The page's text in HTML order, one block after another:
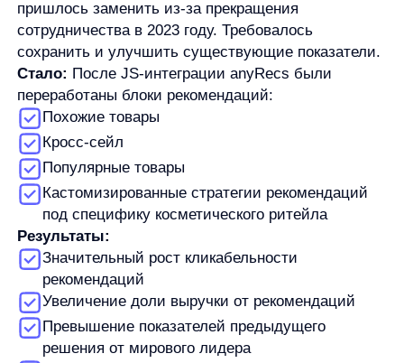
IT-ресурсов клиента.
Уникальные преим ущества AnyRecs:
1. Интеграция за один день
AnyRecs предоставляет готовый JS-код,
который можно внедрить буквально
за несколько минут. Вам не нужно писать
ни строчки кода — просто скопируйте
и вставьте предоставленный скрипт, и система
начнет работать.
2. Передовые AI-алгоритмы
В отличие от примитивных систем
рекомендаций, AnyRecs использует
многослойные нейронные сети, которые
учитывают:
Историю просмотров и покупок
пользователя
Контекст текущего посещения
Сезонные тренды и популярность товаров
Похожесть товаров по множеству